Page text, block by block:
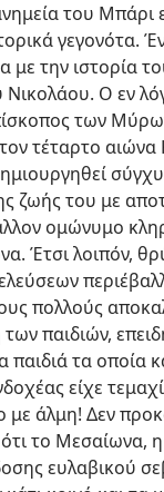
του Μπάρι
γεγονότα.
με την ιστορία
Νικολάου. Ο εν
των
τέταρτο αιώνα
ζωής του με
ομώνυμο
Έτσι λοιπόν,
πολλούς
παιδιών,
παιδιά τα οποία
είχε
με άλμη! Δεν
το Μεσαίωνα,
ευλαβικού